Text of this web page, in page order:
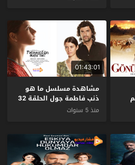
01:43:01
مشاهدة مسلسل ما هو
ذنب فاطمة جول الحلقة 32
مترجم
منذ 5 سنوات